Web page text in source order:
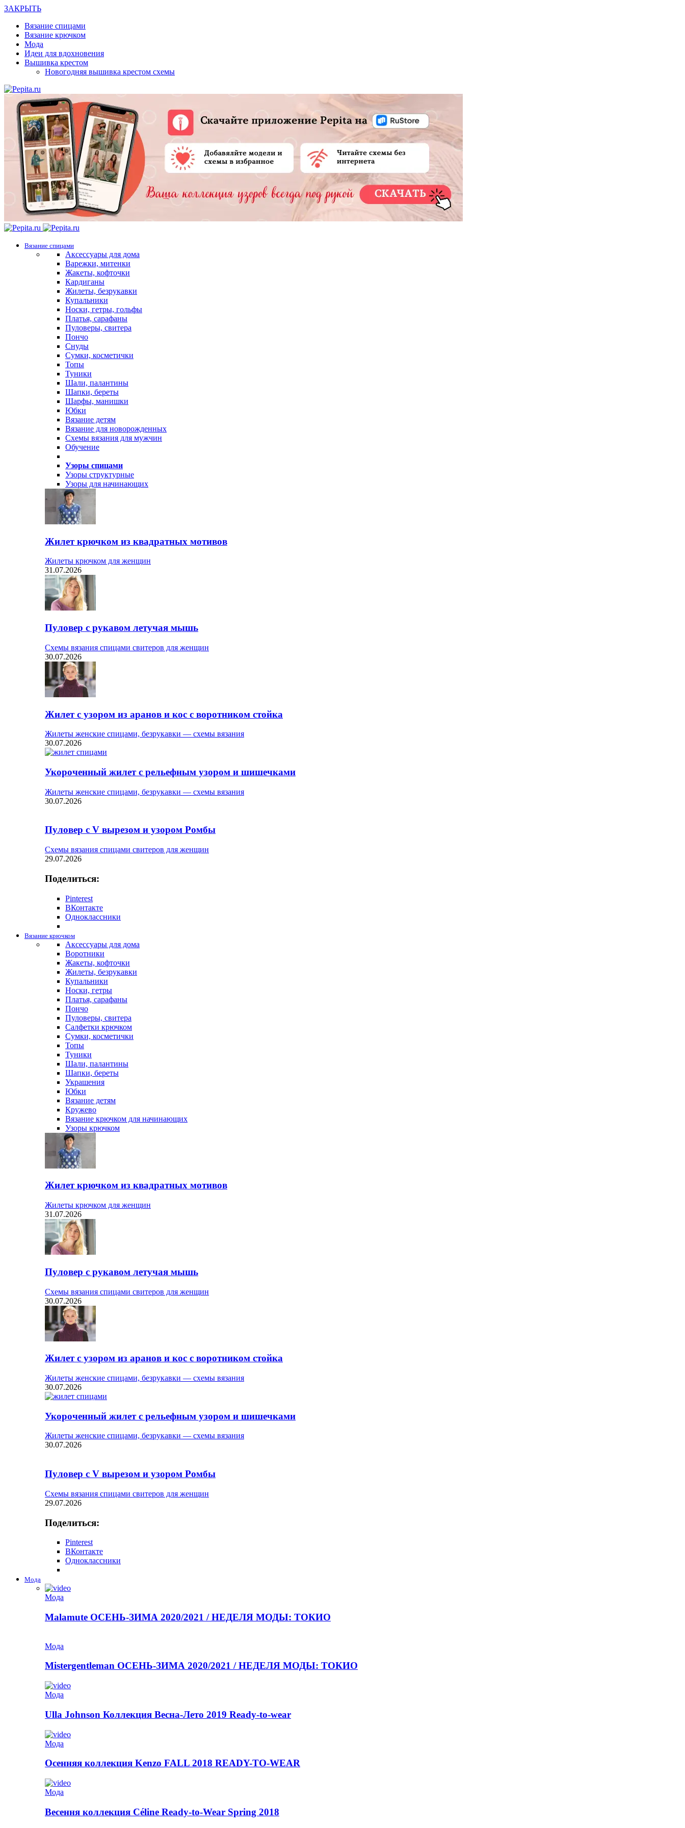
ЗАКРЫТЬ
Вязание спицами
Вязание крючком
Мода
Идеи для вдохновения
Вышивка крестом
Новогодняя вышивка крестом схемы
Вязание спицами
Аксессуары для дома
Варежки, митенки
Жакеты, кофточки
Кардиганы
Жилеты, безрукавки
Купальники
Носки, гетры, гольфы
Платья, сарафаны
Пуловеры, свитера
Пончо
Снуды
Сумки, косметички
Топы
Туники
Шали, палантины
Шапки, береты
Шарфы, манишки
Юбки
Вязание детям
Вязание для новорожденных
Схемы вязания для мужчин
Обучение
Узоры спицами
Узоры структурные
Узоры для начинающих
Жилет крючком из квадратных мотивов
Жилеты крючком для женщин
31.07.2026
Пуловер с рукавом летучая мышь
Схемы вязания спицами свитеров для женщин
30.07.2026
Жилет с узором из аранов и кос с воротником стойка
Жилеты женские спицами, безрукавки — схемы вязания
30.07.2026
Укороченный жилет с рельефным узором и шишечками
Жилеты женские спицами, безрукавки — схемы вязания
30.07.2026
Пуловер с V вырезом и узором Ромбы
Схемы вязания спицами свитеров для женщин
29.07.2026
Поделиться:
Pinterest
ВКонтакте
Одноклассники
Вязание крючком
Аксессуары для дома
Воротники
Жакеты, кофточки
Жилеты, безрукавки
Купальники
Носки, гетры
Платья, сарафаны
Пончо
Пуловеры, свитера
Салфетки крючком
Сумки, косметички
Топы
Туники
Шали, палантины
Шапки, береты
Украшения
Юбки
Вязание детям
Кружево
Вязание крючком для начинающих
Узоры крючком
Жилет крючком из квадратных мотивов
Жилеты крючком для женщин
31.07.2026
Пуловер с рукавом летучая мышь
Схемы вязания спицами свитеров для женщин
30.07.2026
Жилет с узором из аранов и кос с воротником стойка
Жилеты женские спицами, безрукавки — схемы вязания
30.07.2026
Укороченный жилет с рельефным узором и шишечками
Жилеты женские спицами, безрукавки — схемы вязания
30.07.2026
Пуловер с V вырезом и узором Ромбы
Схемы вязания спицами свитеров для женщин
29.07.2026
Поделиться:
Pinterest
ВКонтакте
Одноклассники
Мода
Мода
Malamute ОСЕНЬ-ЗИМА 2020/2021 / НЕДЕЛЯ МОДЫ: ТОКИО
Мода
Mistergentleman ОСЕНЬ-ЗИМА 2020/2021 / НЕДЕЛЯ МОДЫ: ТОКИО
Мода
Ulla Johnson Коллекция Весна-Лето 2019 Ready-to-wear
Мода
Осенняя коллекция Kenzo FALL 2018 READY-TO-WEAR
Мода
Весення коллекция Céline Ready-to-Wear Spring 2018